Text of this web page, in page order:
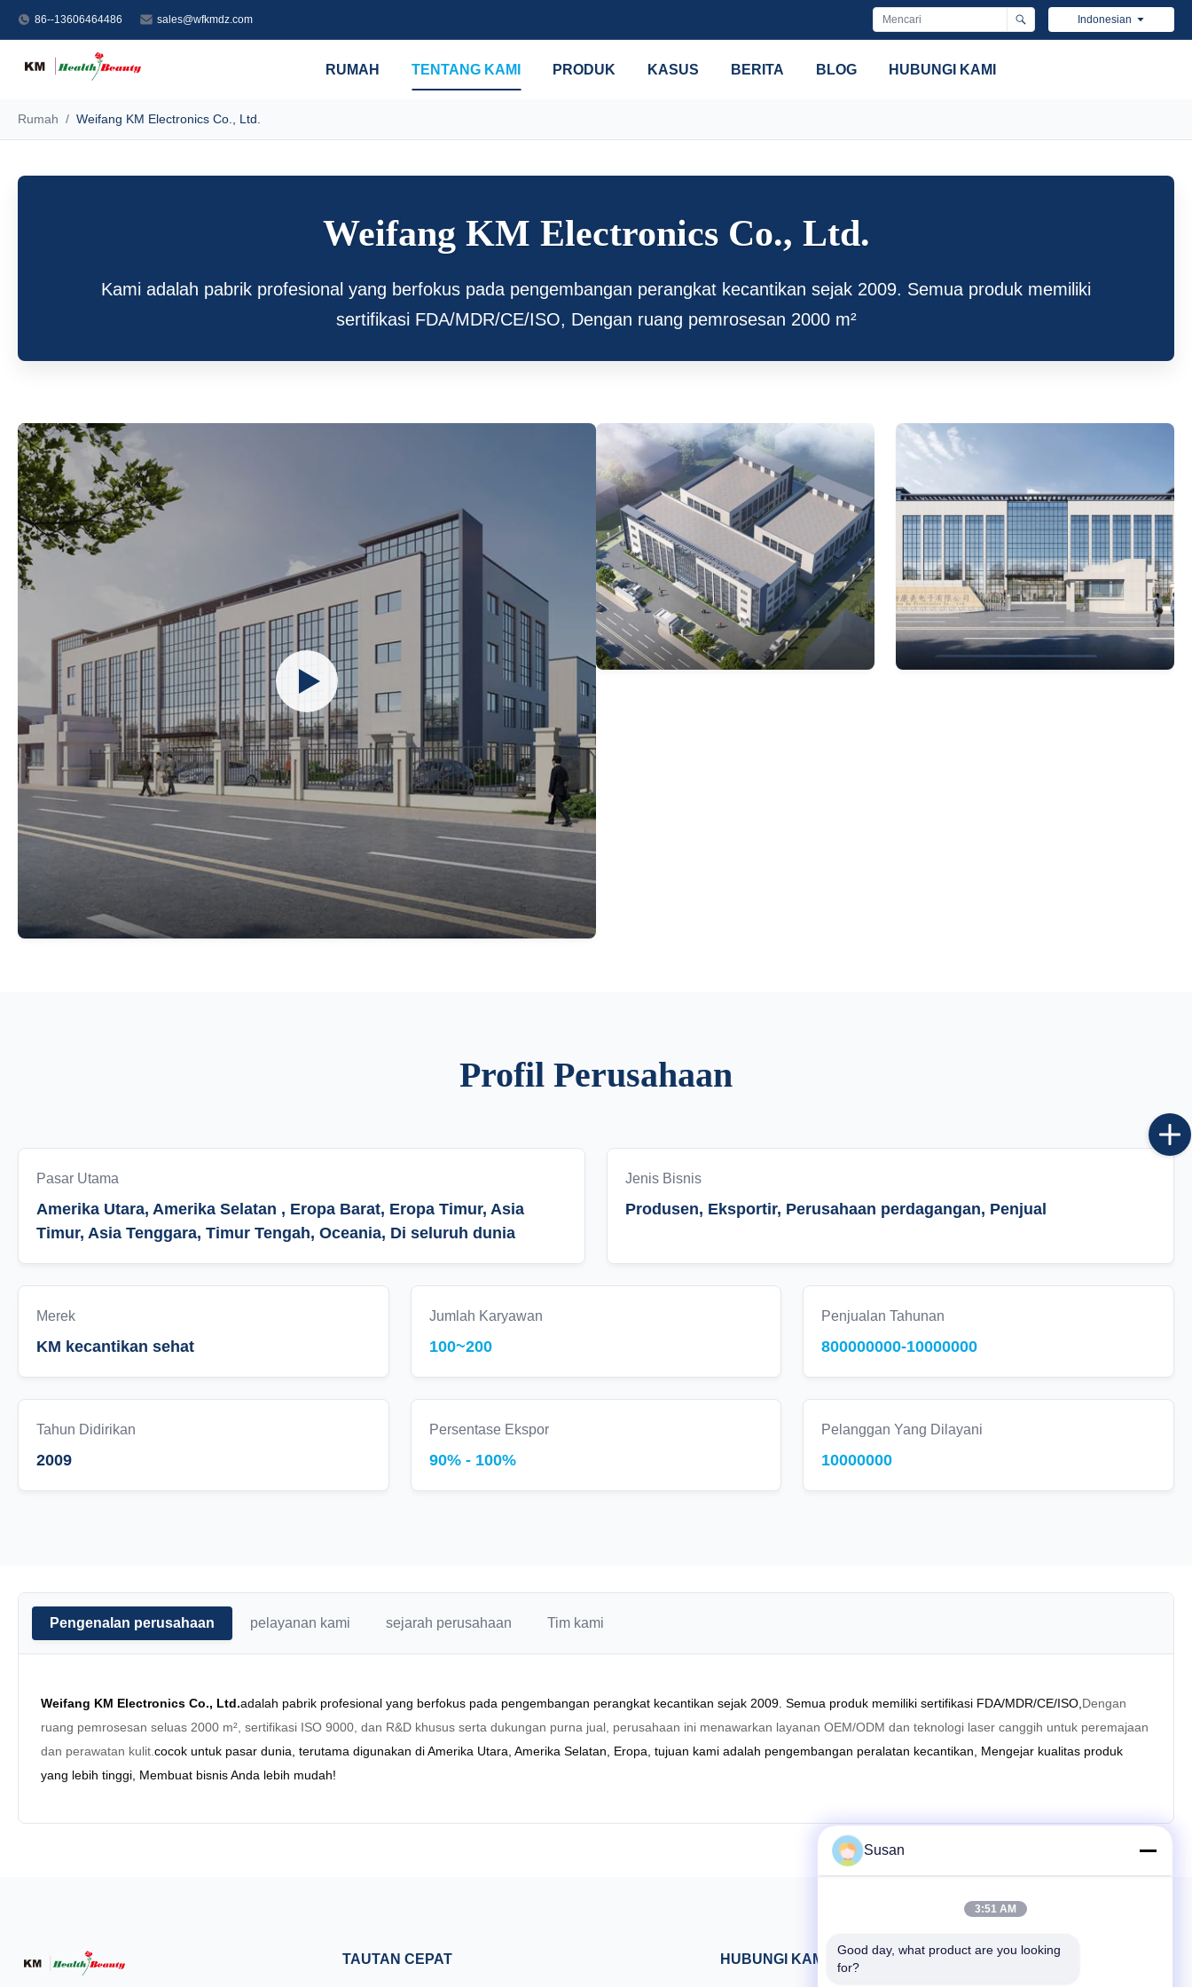
86--13606464486 sales@wfkmdz.com Indonesian
RUMAH TENTANG KAMI PRODUK KASUS BERITA BLOG HUBUNGI KAMI
Rumah / Weifang KM Electronics Co., Ltd.
Weifang KM Electronics Co., Ltd.
Kami adalah pabrik profesional yang berfokus pada pengembangan perangkat kecantikan sejak 2009. Semua produk memiliki
sertifikasi FDA/MDR/CE/ISO, Dengan ruang pemrosesan 2000 m²
Profil Perusahaan
Pasar Utama
Amerika Utara, Amerika Selatan , Eropa Barat, Eropa Timur, Asia
Timur, Asia Tenggara, Timur Tengah, Oceania, Di seluruh dunia
Jenis Bisnis
Produsen, Eksportir, Perusahaan perdagangan, Penjual
Merek
KM kecantikan sehat
Jumlah Karyawan
100~200
Penjualan Tahunan
800000000-10000000
Tahun Didirikan
2009
Persentase Ekspor
90% - 100%
Pelanggan Yang Dilayani
10000000
Pengenalan perusahaan pelayanan kami sejarah perusahaan Tim kami
Weifang KM Electronics Co., Ltd.adalah pabrik profesional yang berfokus pada pengembangan perangkat kecantikan sejak 2009. Semua produk memiliki sertifikasi FDA/MDR/CE/ISO, Dengan
ruang pemrosesan seluas 2000 m², sertifikasi ISO 9000, dan R&D khusus serta dukungan purna jual, perusahaan ini menawarkan layanan OEM/ODM dan teknologi laser canggih untuk peremajaan
dan perawatan kulit. cocok untuk pasar dunia, terutama digunakan di Amerika Utara, Amerika Selatan, Eropa, tujuan kami adalah pengembangan peralatan kecantikan, Mengejar kualitas produk
yang lebih tinggi, Membuat bisnis Anda lebih mudah!
TAUTAN CEPAT HUBUNGI KAMI
Susan
3:51 AM
Good day, what product are you looking
for?